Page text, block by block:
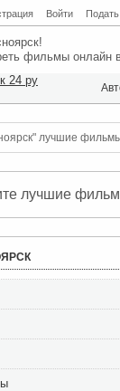
Войти
фильмы онлайн
лучшие
лучшие